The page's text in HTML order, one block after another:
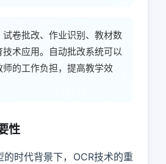
试卷批改、作业识别、教材数
技术应用。自动批改系统可以
师的工作负担，提高教学效
性
的时代背景下，OCR技术的重